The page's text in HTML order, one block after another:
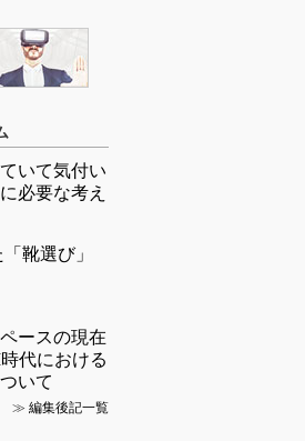
いて気付い
必要な考え
靴選び」
ースの現在
代における
いて
≫ 編集後記一覧